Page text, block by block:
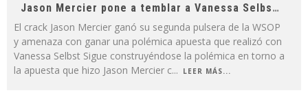
Jason Mercier pone a temblar a Vanessa Selbst ganando segunda pulsera
El crack Jason Mercier ganó su segunda pulsera de la WSOP
y amenaza con ganar una polémica apuesta que realizó con
Vanessa Selbst Sigue construyéndose la polémica en torno a
la apuesta que hizo Jason Mercier c... LEER MÁS...